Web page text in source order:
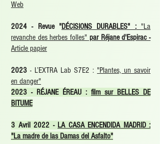
Web
2024 - Revue "DÉCISIONS DURABLES" :"La
revanche des herbes folles" par Réjane d'Espirac -
Article papier
2023 - L’EXTRA Lab S7E2 : "Plantes, un savoir
en danger"
2023 - RÉJANE ÉREAU : film sur BELLES DE
BITUME
3 Avril 2022 - LA CASA ENCENDIDA MADRID :
"La madre de las Damas del Asfalto"